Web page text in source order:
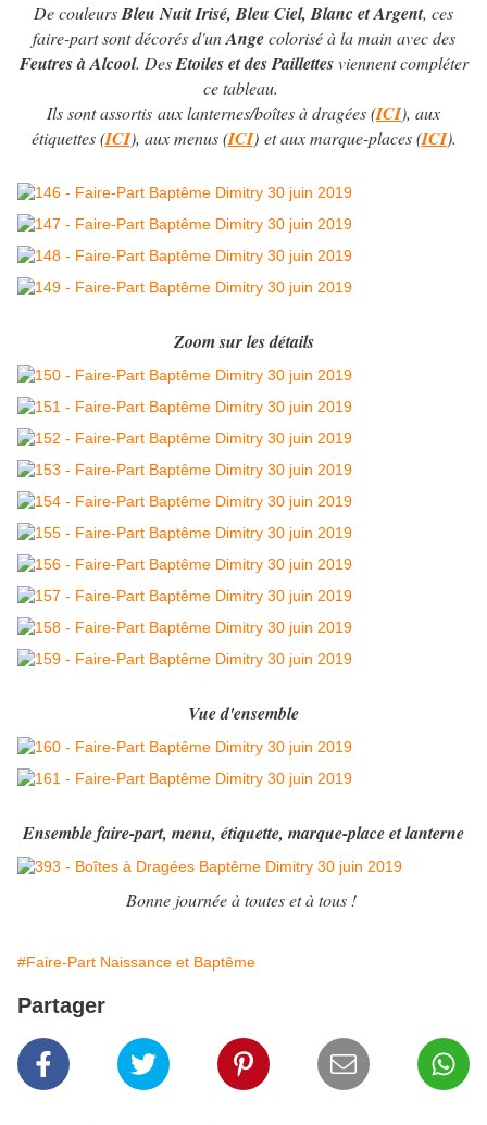
De couleursBleu Nuit Irisé, Bleu Ciel, Blanc et Argent, ces
faire-part sont décorés d'unAngecolorisé à la main avec des
Feutres à Alcool. DesEtoiles et des Paillettesviennent compléter
ce tableau.
Ils sont assortis aux lanternes/boîtes à dragées (ICI), aux
étiquettes (ICI), aux menus (ICI) et aux marque-places (ICI).
Zoom sur les détails
Vue d'ensemble
Ensemble faire-part, menu, étiquette, marque-place et lanterne
Bonne journée à toutes et à tous !
#Faire-Part Naissance et Baptême
Partager